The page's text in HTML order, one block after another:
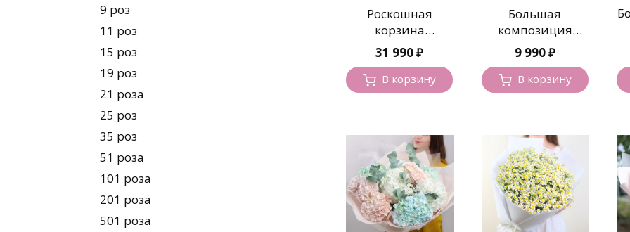
Роскошная
корзина
пионовидных
роз
31 990₽
В корзину
Большая
композиция
премиальных
роз
9 990₽
В корзину
9 роз
11 роз
15 роз
19 роз
21 роза
25 роз
35 роз
51 роза
101 роза
201 роза
501 роза